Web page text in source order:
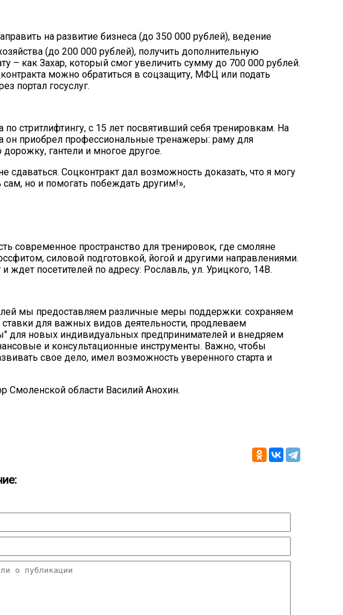
на развитие бизнеса (до 350 000 рублей), ведение
(до 200 000 рублей), получить дополнительную
– как Захар, который смог увеличить сумму до 700 000 рублей.
можно обратиться в соцзащиту, МФЦ или подать
портал госуслуг.
по стритлифтингу, с 15 лет посвятивший себя тренировкам. На
он приобрел профессиональные тренажеры: раму для
гантели и многое другое.
сдаваться. Соцконтракт дал возможность доказать, что я могу
но и помогать побеждать другим!»,
современное пространство для тренировок, где смоляне
силовой подготовкой, йогой и другими направлениями.
ждет посетителей по адресу: Рославль, ул. Урицкого, 14В.
мы предоставляем различные меры поддержки: сохраняем
для важных видов деятельности, продлеваем
для новых индивидуальных предпринимателей и внедряем
и консультационные инструменты. Важно, чтобы
свое дело, имел возможность уверенного старта и
Смоленской области Василий Анохин.